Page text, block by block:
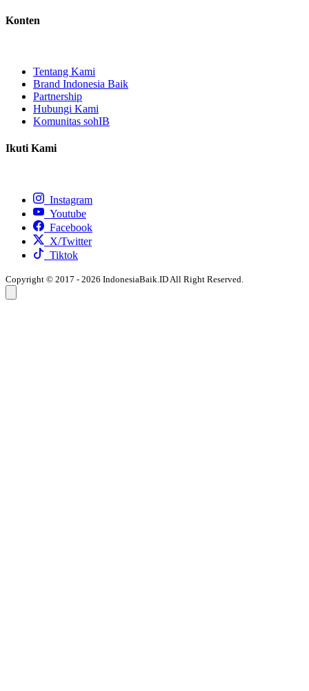
Konten
Tentang Kami
Brand Indonesia Baik
Partnership
Hubungi Kami
Komunitas sohIB
Ikuti Kami
Instagram
Youtube
Facebook
X/Twitter
Tiktok
Copyright © 2017 - 2026 IndonesiaBaik.ID All Right Reserved.